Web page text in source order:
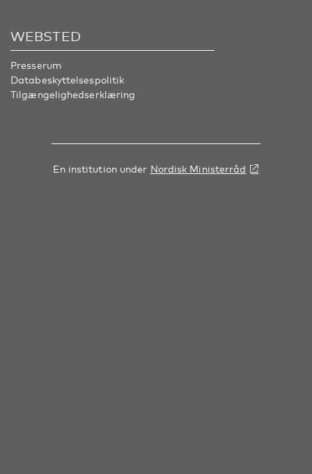
WEBSTED
Presserum
Databeskyttelsespolitik
Tilgængelighedserklæring
En institution under Nordisk Ministerråd